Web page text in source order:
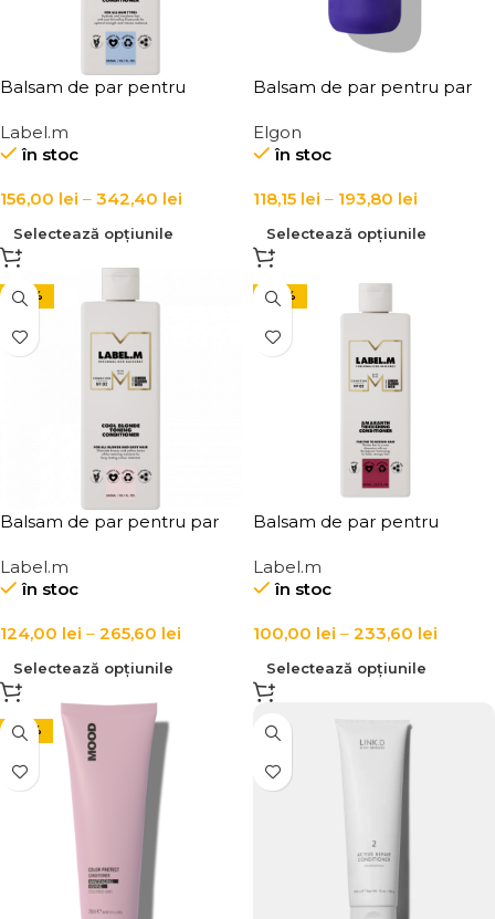
Balsam de par pentru
Label.m Diamond Dust
Nourishing Conditioner
Label.m
în stoc
156,00 lei – 342,40 lei
Selectează opțiunile
Balsam de par pentru par
Conditioner
Elgon
în stoc
118,15 lei – 193,80 lei
Selectează opțiunile
-20%
Balsam de par pentru par
Blonde Toning Conditioner
Label.m
în stoc
124,00 lei – 265,60 lei
Selectează opțiunile
-20%
Balsam de par pentru
Thickening Conditioner
Label.m
în stoc
100,00 lei – 233,60 lei
Selectează opțiunile
-24%